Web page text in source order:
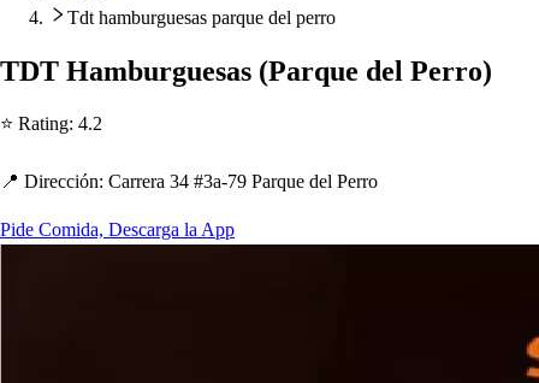
Tdt hamburguesas parque del perro
TDT Hamburguesas (Parque del Perro)
⭐ Rating: 4.2
📍 Dirección: Carrera 34 #3a-79 Parque del Perro
Pide Comida, Descarga la App